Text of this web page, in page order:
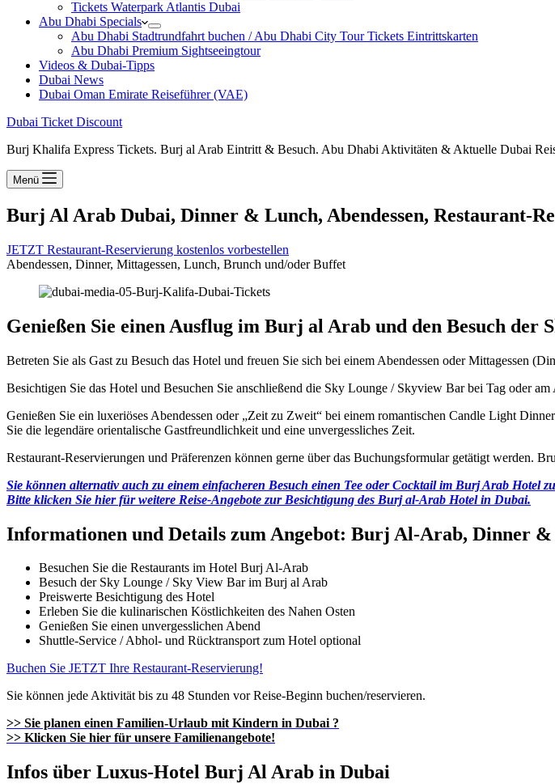
Tickets Waterpark Atlantis Dubai
Abu Dhabi Specials
Abu Dhabi Stadtrundfahrt buchen / Abu Dhabi City Tour Tickets Eintrittskarten
Abu Dhabi Premium Sightseeingtour
Videos & Dubai-Tipps
Dubai News
Dubai Oman Emirate Reiseführer (VAE)
Dubai Ticket Discount
Burj Khalifa Express Tickets. Burj al Arab Eintritt & Besuch. Abu Dhabi Aktivitäten & Aktuelle Dubai
Menü
Burj Al Arab Dubai, Dinner & Lunch, Abendessen, Restaurant-
JETZT Restaurant-Reservierung kostenlos vorbestellen
Abendessen, Dinner, Mittagessen, Lunch, Brunch und/oder Buffet
Genießen Sie einen Ausflug im Burj al Arab und den Besuch der
Betreten Sie als Gast zu Besuch das Hotel und freuen Sie sich bei einem Abendessen oder Mittagessen
Besichtigen Sie das Hotel und Besuchen Sie anschließend die Sky Lounge / Skyview Bar bei Tag oder am
Genießen Sie ein luxeriöses Abendessen oder „Zeit zu Zweit“ bei einem romantischen Candle Light
Sie die legendäre orientalische Gastfreundlichkeit und eine unvergessliches Zeit.
Restaurant-Reservierungen und Präferenzen können gerne über das Buchungsformular getätigt werden.
Sie können alternativ auch zu einem einfacheren Besuch einen Tee oder Cocktail im Burj Arab Hotel
Bitte klicken Sie hier für weitere Reise-Angebote zur Besichtigung des Burj al-Arab Hotel in Dubai.
Informationen und Details zum Angebot: Burj Al-Arab, Dinner &
Besuchen Sie die Restaurants im Hotel Burj Al-Arab
Besuch der Sky Lounge / Sky View Bar im Burj al Arab
Preiswerte Besichtigung des Hotel
Erleben Sie die kulinarischen Köstlichkeiten des Nahen Osten
Genießen Sie einen unvergesslichen Abend
Shuttle-Service / Abhol- und Rücktransport zum Hotel optional
Buchen Sie JETZT Ihre Restaurant-Reservierung!
Sie können jede Aktivität bis zu 48 Stunden vor Reise-Beginn buchen/reservieren.
>> Sie planen einen Familien-Urlaub mit Kindern in Dubai ?
>> Klicken Sie hier für unsere Familienangebote!
Infos über Luxus-Hotel Burj Al Arab in Dubai